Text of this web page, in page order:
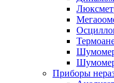
Приборы